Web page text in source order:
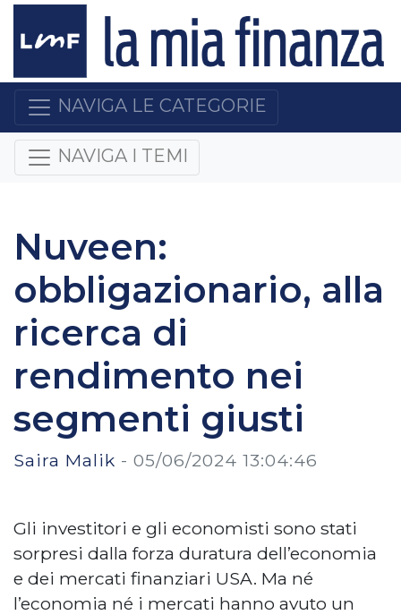
NAVIGA LE CATEGORIE
NAVIGA I TEMI
Nuveen:
obbligazionario, alla
ricerca di
rendimento nei
segmenti giusti
Saira Malik - 05/06/2024 13:04:46
Gli investitori e gli economisti sono stati
sorpresi dalla forza duratura dell’economia
e dei mercati finanziari USA. Ma né
l’economia né i mercati hanno avuto un